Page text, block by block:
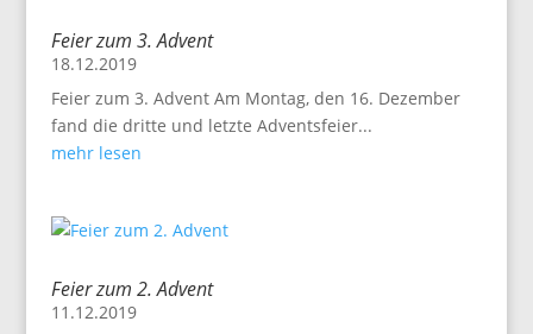
Feier zum 3. Advent
18.12.2019
Feier zum 3. Advent Am Montag, den 16. Dezember
fand die dritte und letzte Adventsfeier...
mehr lesen
Feier zum 2. Advent
11.12.2019